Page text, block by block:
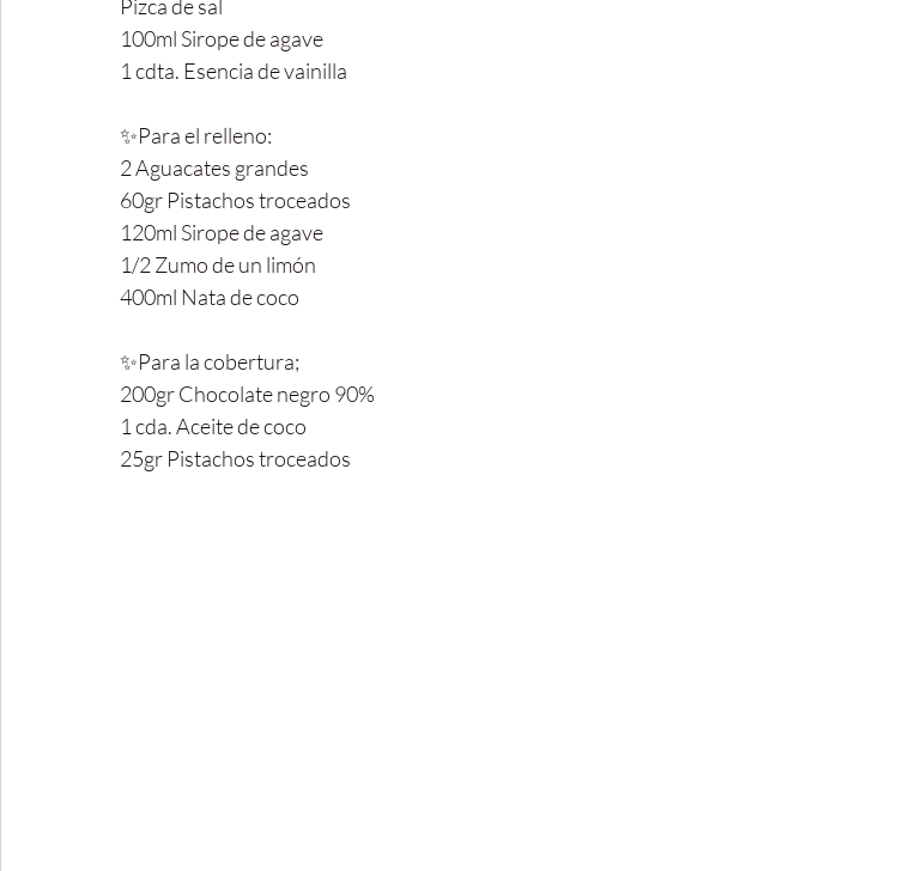
Pizca de sal
100ml Sirope de agave
1 cdta. Esencia de vainilla
✨Para el relleno:
2 Aguacates grandes
60gr Pistachos troceados
120ml Sirope de agave
1/2 Zumo de un limón
400ml Nata de coco
✨Para la cobertura;
200gr Chocolate negro 90%
1 cda. Aceite de coco
25gr Pistachos troceados